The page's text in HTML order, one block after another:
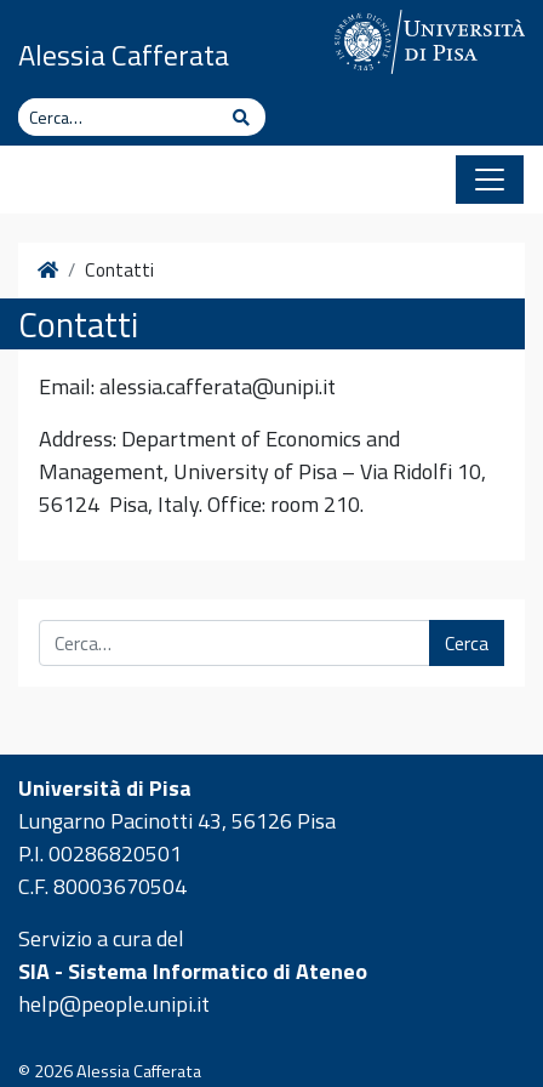
Alessia Cafferata
Cerca Cerca
HomeContatti
Contatti
Email: alessia.cafferata@unipi.it
Address: Department of Economics and
Management, University of Pisa – Via Ridolfi 10,
56124 Pisa, Italy. Office: room 210.
Cerca
Università di Pisa
Lungarno Pacinotti 43, 56126 Pisa
P.I. 00286820501
C.F. 80003670504
Servizio a cura del
SIA - Sistema Informatico di Ateneo
help@people.unipi.it
© 2026Alessia Cafferata